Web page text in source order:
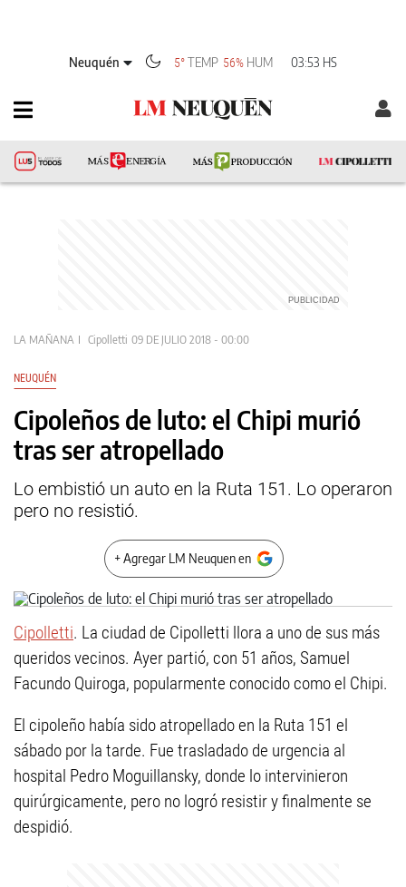
Neuquén 5° TEMP 56% HUM 03:53 HS
LA MAÑANA Cipolletti 09 DE JULIO 2018 - 00:00
NEUQUÉN
Cipoleños de luto: el Chipi murió
tras ser atropellado
Lo embistió un auto en la Ruta 151. Lo operaron
pero no resistió.
+ Agregar LM Neuquen en
Cipolletti. La ciudad de Cipolletti llora a uno de sus más
queridos vecinos. Ayer partió, con 51 años, Samuel
Facundo Quiroga, popularmente conocido como el Chipi.
El cipoleño había sido atropellado en la Ruta 151 el
sábado por la tarde. Fue trasladado de urgencia al
hospital Pedro Moguillansky, donde lo intervinieron
quirúrgicamente, pero no logró resistir y finalmente se
despidió.